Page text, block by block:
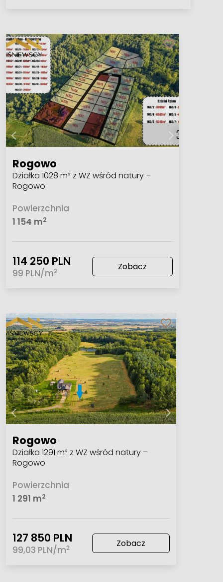
Rogowo
Działka 1028 m² z WZ wśród natury –
Rogowo
Powierzchnia
1 154 m2
114 250 PLN
99 PLN/m2 Zobacz
Rogowo
Działka 1291 m² z WZ wśród natury –
Rogowo
Powierzchnia
1 291 m2
127 850 PLN
99,03 PLN/m2 Zobacz